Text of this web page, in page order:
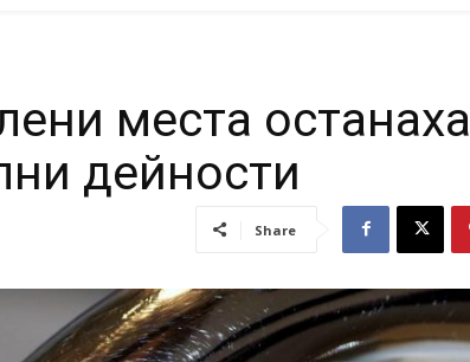
места останаха
дейности
Share